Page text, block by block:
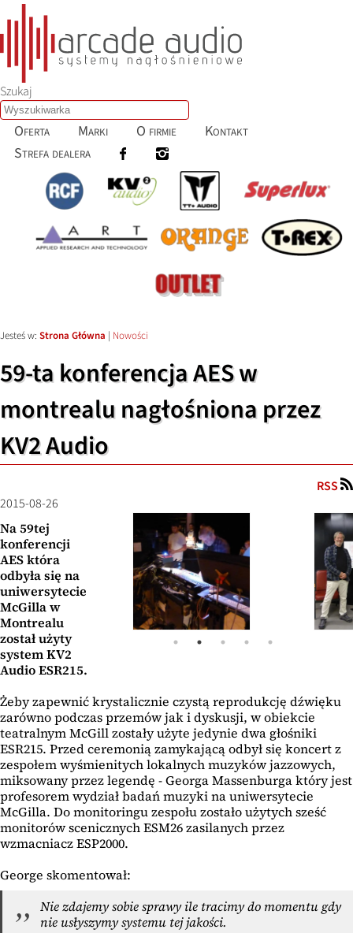
Szukaj
Oferta Marki O firmie
Kontakt
Strefa dealera
Jesteś w: Strona Główna | Nowości
59-ta konferencja AES w
montrealu nagłośniona przez
KV2 Audio
RSS
2015-08-26
Na 59tej
konferencji
AES która
odbyła się na
uniwersytecie
McGilla w
Montrealu
został użyty
system KV2
Audio ESR215.
Żeby zapewnić krystalicznie czystą reprodukcję dźwięku
zarówno podczas przemów jak i dyskusji, w obiekcie
teatralnym McGill zostały użyte jedynie dwa głośniki
ESR215. Przed ceremonią zamykającą odbył się koncert z
zespołem wyśmienitych lokalnych muzyków jazzowych,
miksowany przez legendę - Georga Massenburga który jest
profesorem wydział badań muzyki na uniwersytecie
McGilla. Do monitoringu zespołu zostało użytych sześć
monitorów scenicznych ESM26 zasilanych przez
wzmacniacz ESP2000.
George skomentował:
Nie zdajemy sobie sprawy ile tracimy do momentu gdy
nie usłyszymy systemu tej jakości.